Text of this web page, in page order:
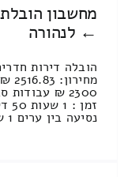
מחשבון
← לנהורה
הובלה דירות
נסיעה בין ערים 1 שעות , 20 דקות נפח [...]